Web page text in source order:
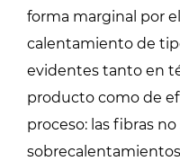
forma marginal por
calentamiento de
evidentes tanto en
producto como de
proceso: las fibras